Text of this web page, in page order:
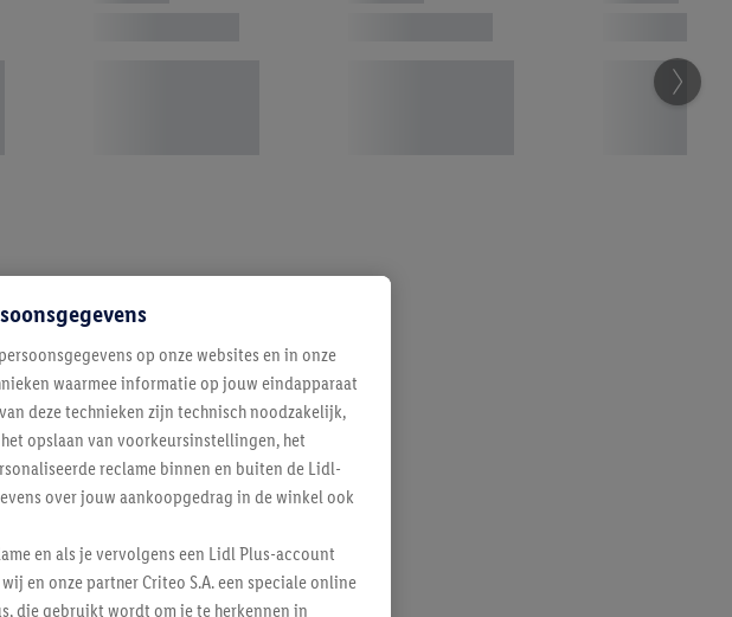
op onze websites en in onze
waarmee informatie op jouw eindapparaat
deze technieken zijn technisch noodzakelijk,
opslaan van voorkeursinstellingen, het
reclame binnen en buiten de Lidl-
over jouw aankoopgedrag in de winkel ook
en als je vervolgens een Lidl Plus-account
en onze partner Criteo S.A. een speciale online
die gebruikt wordt om je te herkennen in